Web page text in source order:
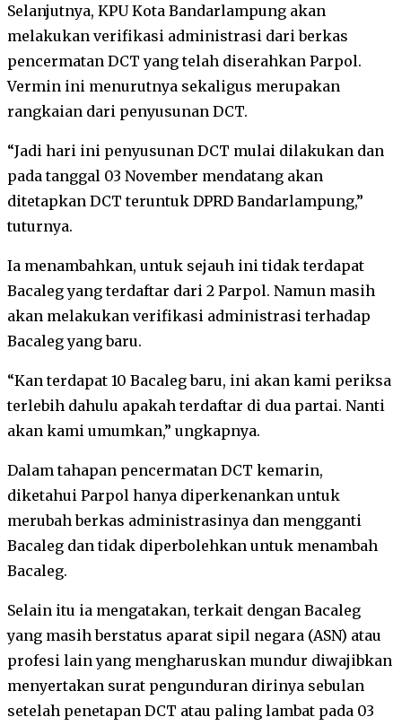
Selanjutnya, KPU Kota Bandarlampung akan
melakukan verifikasi administrasi dari berkas
pencermatan DCT yang telah diserahkan Parpol.
Vermin ini menurutnya sekaligus merupakan
rangkaian dari penyusunan DCT.
“Jadi hari ini penyusunan DCT mulai dilakukan dan
pada tanggal 03 November mendatang akan
ditetapkan DCT teruntuk DPRD Bandarlampung,”
tuturnya.
Ia menambahkan, untuk sejauh ini tidak terdapat
Bacaleg yang terdaftar dari 2 Parpol. Namun masih
akan melakukan verifikasi administrasi terhadap
Bacaleg yang baru.
“Kan terdapat 10 Bacaleg baru, ini akan kami periksa
terlebih dahulu apakah terdaftar di dua partai. Nanti
akan kami umumkan,” ungkapnya.
Dalam tahapan pencermatan DCT kemarin,
diketahui Parpol hanya diperkenankan untuk
merubah berkas administrasinya dan mengganti
Bacaleg dan tidak diperbolehkan untuk menambah
Bacaleg.
Selain itu ia mengatakan, terkait dengan Bacaleg
yang masih berstatus aparat sipil negara (ASN) atau
profesi lain yang mengharuskan mundur diwajibkan
menyertakan surat pengunduran dirinya sebulan
setelah penetapan DCT atau paling lambat pada 03